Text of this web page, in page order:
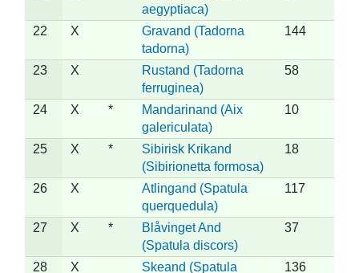
aegyptiaca)
22 X
Gravand (Tadorna
tadorna)
144
23 X
Rustand (Tadorna
ferruginea)
58
24 X *
Mandarinand (Aix
galericulata)
10
25 X *
Sibirisk Krikand
(Sibirionetta formosa)
18
26 X
Atlingand (Spatula
querquedula)
117
27 X *
Blåvinget And
(Spatula discors)
37
28 X
Skeand (Spatula
136